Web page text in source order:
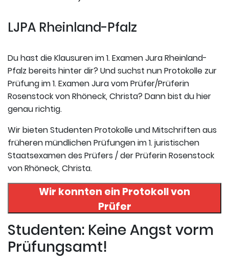
LJPA Rheinland-Pfalz
Du hast die Klausuren im 1. Examen Jura Rheinland-
Pfalz bereits hinter dir? Und suchst nun Protokolle zur
Prüfung im 1. Examen Jura vom Prüfer/Prüferin
Rosenstock von Rhöneck, Christa? Dann bist du hier
genau richtig.
Wir bieten Studenten Protokolle und Mitschriften aus
früheren mündlichen Prüfungen im 1. juristischen
Staatsexamen des Prüfers / der Prüferin Rosenstock
von Rhöneck, Christa.
Wir konnten ein Protokoll von
Prüfer
Christa Rosenstock von Rhöneck
uneserer Datenbank finden. Hier
registrieren und das Protokoll
Studenten: Keine Angst vorm
Prüfungsamt!